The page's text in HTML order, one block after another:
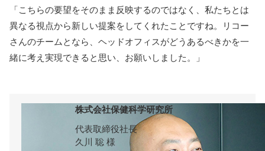
「こちらの要望をそのまま反映するのではなく、私たちとは
異なる視点から新しい提案をしてくれたことですね。リコー
さんのチームとなら、ヘッドオフィスがどうあるべきかを一
緒に考え実現できると思い、お願いしました。」
株式会社保健科学研究所
代表取締役社長
久川 聡 様